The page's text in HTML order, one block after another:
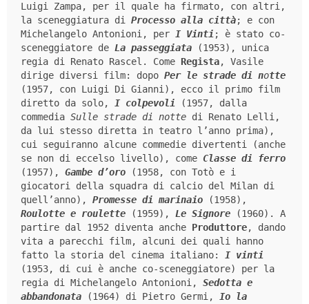
Luigi Zampa, per il quale ha firmato, con altri,
la sceneggiatura di Processo alla città; e con
Michelangelo Antonioni, per I Vinti; è stato co-
sceneggiatore de La passeggiata (1953), unica
regia di Renato Rascel. Come Regista, Vasile
dirige diversi film: dopo Per le strade di notte
(1957, con Luigi Di Gianni), ecco il primo film
diretto da solo, I colpevoli (1957, dalla
commedia Sulle strade di notte di Renato Lelli,
da lui stesso diretta in teatro l’anno prima),
cui seguiranno alcune commedie divertenti (anche
se non di eccelso livello), come
(1957), Gambe d’oro (1958, con Totò e i
giocatori della squadra di calcio del Milan di
quell’anno), Promesse di marinaio
Roulotte e roulette
(1959), Le Signore (1960). A
partire dal 1952 diventa anche Produttore, dando
vita a parecchi film, alcuni dei quali hanno
fatto la storia del cinema italiano: I vinti
(1953, di cui è anche co-sceneggiatore) per la
regia di Michelangelo Antonioni, Sedotta e
abbandonata (1964) di Pietro Germi, Io la